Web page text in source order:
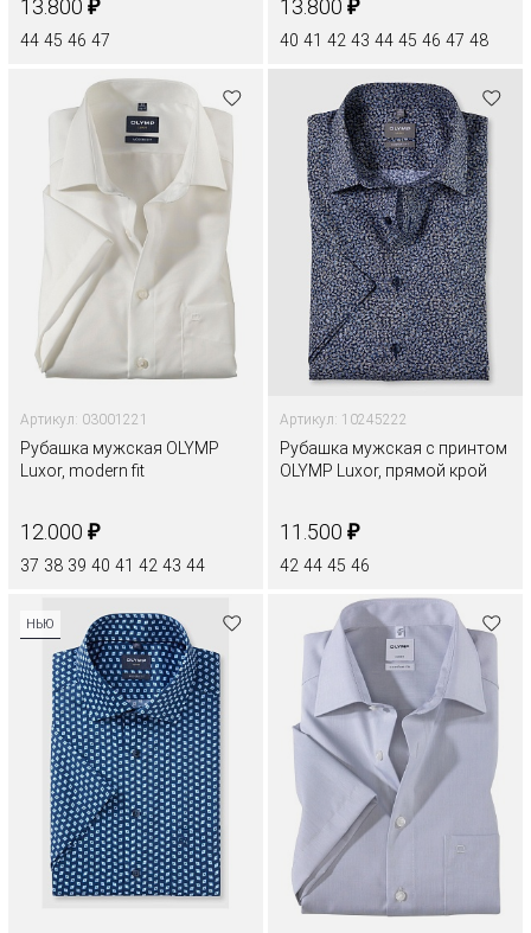
13.800 ₽
44 45 46 47
13.800 ₽
40 41 42 43 44 45 46 47 48
Артикул: 03001221
Рубашка мужская OLYMP
Luxor, modern fit
12.000 ₽
37 38 39 40 41 42 43 44
Артикул: 10245222
Рубашка мужская с принтом
OLYMP Luxor, прямой крой
11.500 ₽
42 44 45 46
НЬЮ